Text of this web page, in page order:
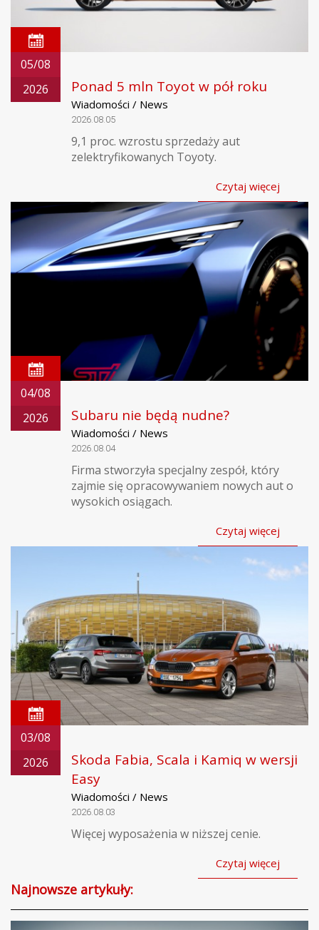
05/08
2026
Ponad 5 mln Toyot w pół roku
Wiadomości / News
2026.08.05
9,1 proc. wzrostu sprzedaży aut
zelektryfikowanych Toyoty.
Czytaj więcej
04/08
2026
Subaru nie będą nudne?
Wiadomości / News
2026.08.04
Firma stworzyła specjalny zespół, który
zajmie się opracowywaniem nowych aut o
wysokich osiągach.
Czytaj więcej
03/08
2026
Skoda Fabia, Scala i Kamiq w wersji
Easy
Wiadomości / News
2026.08.03
Więcej wyposażenia w niższej cenie.
Czytaj więcej
Najnowsze artykuły: